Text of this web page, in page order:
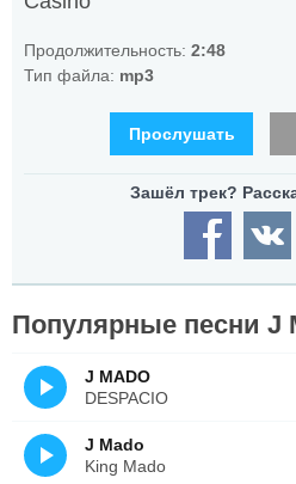
Продолжительность: 2:48
Тип файла: mp3
Прослушать
Популярные песни J
J MADO
DESPACIO
J Mado
King Mado